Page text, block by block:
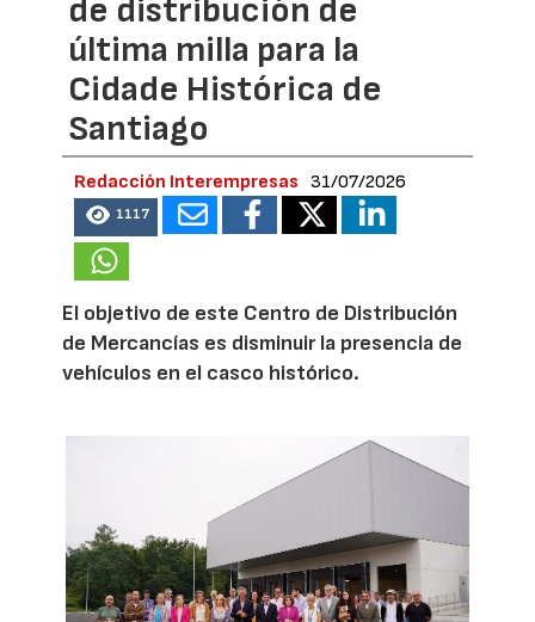
de distribución de
última milla para la
Cidade Histórica de
Santiago
Redacción Interempresas 31/07/2026
1117
El objetivo de este Centro de Distribución
de Mercancías es disminuir la presencia de
vehículos en el casco histórico.